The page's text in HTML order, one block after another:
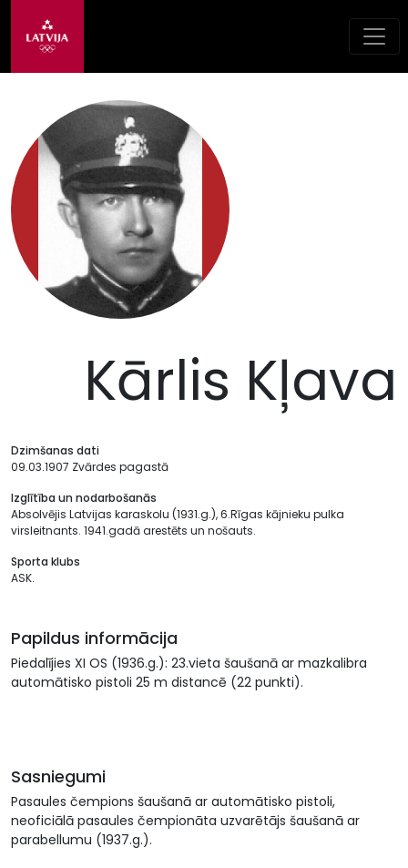
Kārlis Kļava
Dzimšanas dati
09.03.1907 Zvārdes pagastā
Izglītība un nodarbošanās
Absolvējis Latvijas karaskolu (1931.g.), 6.Rīgas kājnieku pulka
virsleitnants. 1941.gadā arestēts un nošauts.
Sporta klubs
ASK.
Papildus informācija
Piedalījies XI OS (1936.g.): 23.vieta šaušanā ar mazkalibra
automātisko pistoli 25 m distancē (22 punkti).
Sasniegumi
Pasaules čempions šaušanā ar automātisko pistoli,
neoficiālā pasaules čempionāta uzvarētājs šaušanā ar
parabellumu (1937.g.).